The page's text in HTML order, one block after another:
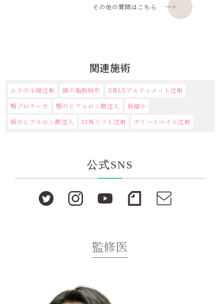
その他の質問はこちら
関連施術
エラの小顔注射 顔の脂肪吸引
BNLSアルティメット注射
顎プロテーゼ
顎のヒアルロン酸注入
唇縮小
唇のヒアルロン酸注入
口角リフト注射 ガミースマイル注射
公式SNS
監修医